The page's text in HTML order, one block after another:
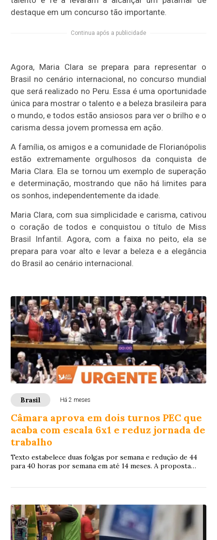
destaque em um concurso tão importante.
Continua após a publicidade
Agora, Maria Clara se prepara para representar o
Brasil no cenário internacional, no concurso mundial
que será realizado no Peru. Essa é uma oportunidade
única para mostrar o talento e a beleza brasileira para
o mundo, e todos estão ansiosos para ver o brilho e o
carisma dessa jovem promessa em ação.
A família, os amigos e a comunidade de Florianópolis
estão extremamente orgulhosos da conquista de
Maria Clara. Ela se tornou um exemplo de superação
e determinação, mostrando que não há limites para
os sonhos, independentemente da idade.
Maria Clara, com sua simplicidade e carisma, cativou
o coração de todos e conquistou o título de Miss
Brasil Infantil. Agora, com a faixa no peito, ela se
prepara para voar alto e levar a beleza e a elegância
do Brasil ao cenário internacional.
Brasil Há 2 meses
Câmara aprova em dois turnos PEC que
acaba com escala 6x1 e reduz jornada de
trabalho
Texto estabelece duas folgas por semana e redução de 44
para 40 horas por semana em até 14 meses. A proposta